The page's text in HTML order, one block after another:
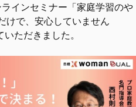
インセミナー「家庭学習のや
で、安心していません
ただきました。